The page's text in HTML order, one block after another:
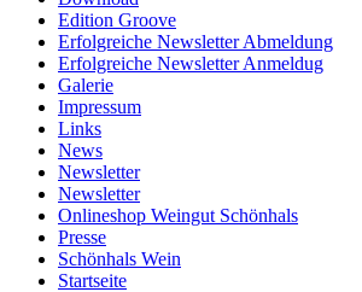
Edition Groove
Erfolgreiche Newsletter Abmeldung
Erfolgreiche Newsletter Anmeldug
Galerie
Impressum
Links
News
Newsletter
Newsletter
Onlineshop Weingut Schönhals
Presse
Schönhals Wein
Startseite